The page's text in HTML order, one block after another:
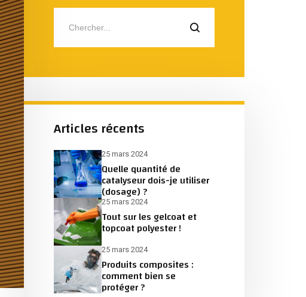
Articles récents
25 mars 2024
Quelle quantité de
catalyseur dois-je utiliser
(dosage) ?
25 mars 2024
Tout sur les gelcoat et
topcoat polyester !
25 mars 2024
Produits composites :
comment bien se
protéger ?